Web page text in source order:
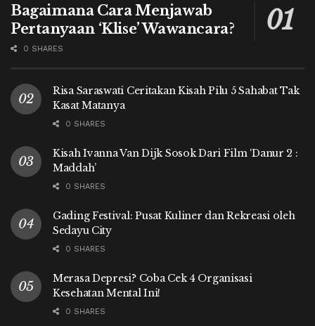
Bagaimana Cara Menjawab
Pertanyaan ‘Klise’ Wawancara?
0 SHARES
Risa Saraswati Ceritakan Kisah Pilu 5 Sahabat Tak
Kasat Matanya
0 SHARES
Kisah Ivanna Van Dijk Sosok Dari Film ‘Danur 2 :
Maddah’
0 SHARES
Gading Festival: Pusat Kuliner dan Rekreasi oleh
Sedayu City
0 SHARES
Merasa Depresi? Coba Cek 4 Organisasi
Kesehatan Mental Ini!
0 SHARES